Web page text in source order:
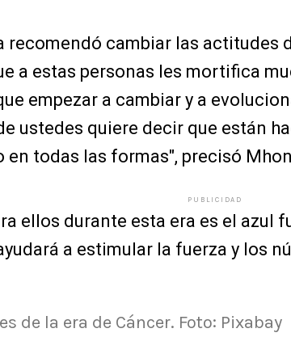
recomendó cambiar las actitudes
a estas personas les mortifica
empezar a cambiar y a
ustedes quiere decir que están
en todas las formas", precisó
PUBLICIDAD
ellos durante esta era es el azul
a estimular la fuerza y los
de la era de Cáncer. Foto: Pixabay